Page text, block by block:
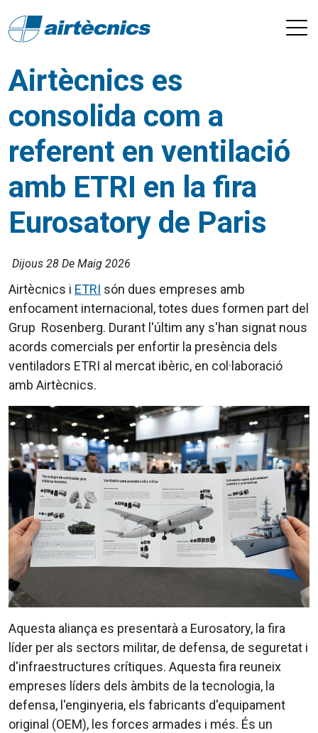
Airtècnics es
consolida com a
referent en ventilació
amb ETRI en la fira
Eurosatory de Paris
Dijous 28 De Maig 2026
Airtècnics i ETRI són dues empreses amb
enfocament internacional, totes dues formen part del
Grup Rosenberg. Durant l'últim any s'han signat nous
acords comercials per enfortir la presència dels
ventiladors ETRI al mercat ibèric, en col·laboració
amb Airtècnics.
Aquesta aliança es presentarà a Eurosatory, la fira
líder per als sectors militar, de defensa, de seguretat i
d'infraestructures crítiques. Aquesta fira reuneix
empreses líders dels àmbits de la tecnologia, la
defensa, l'enginyeria, els fabricants d'equipament
original (OEM), les forces armades i més. És un